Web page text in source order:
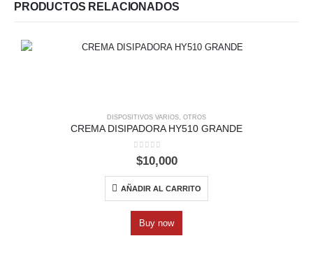
PRODUCTOS RELACIONADOS
DISPOSITIVOS VARIOS, OTROS
CREMA DISIPADORA HY510 GRANDE
0out of 5
$10,000
AÑADIR AL CARRITO
Buy now